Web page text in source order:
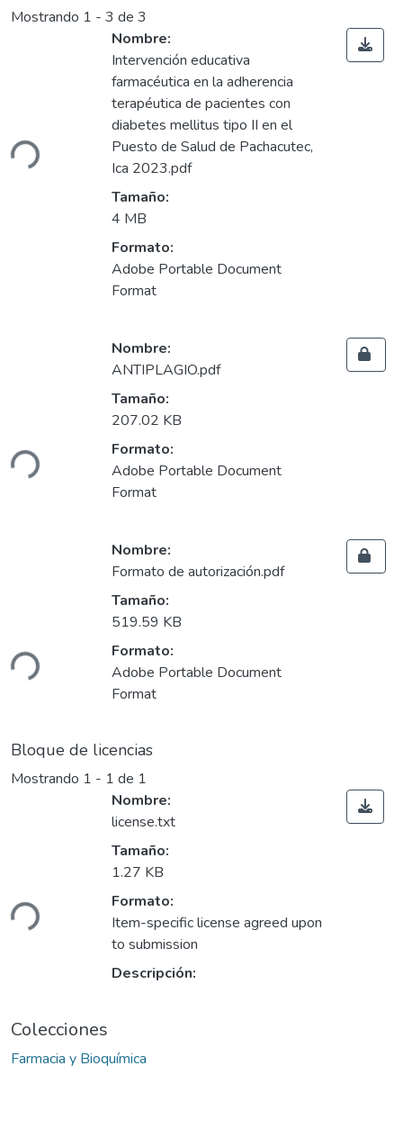
Mostrando 1 - 3 de 3
Cargando...
Nombre:
Intervención educativa
farmacéutica en la adherencia
terapéutica de pacientes con
diabetes mellitus tipo II en el
Puesto de Salud de Pachacutec,
Ica 2023.pdf
Tamaño:
4 MB
Formato:
Adobe Portable Document
Format
Cargando...
Nombre:
ANTIPLAGIO.pdf
Tamaño:
207.02 KB
Formato:
Adobe Portable Document
Format
Cargando...
Nombre:
Formato de autorización.pdf
Tamaño:
519.59 KB
Formato:
Adobe Portable Document
Format
Bloque de licencias
Mostrando 1 - 1 de 1
Cargando...
Nombre:
license.txt
Tamaño:
1.27 KB
Formato:
Item-specific license agreed upon
to submission
Descripción:
Colecciones
Farmacia y Bioquímica